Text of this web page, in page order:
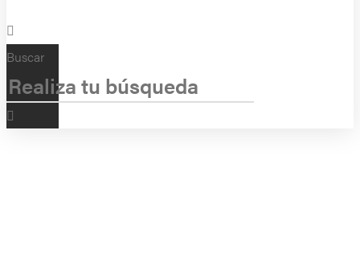
Buscar